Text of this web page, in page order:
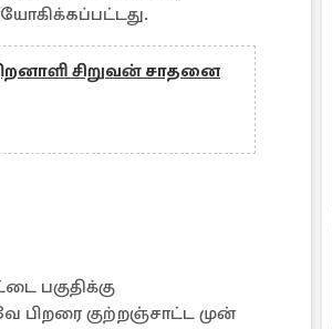
சிறுவன் சாதனை
பகுதிக்கு
குற்றஞ்சாட்ட முன்